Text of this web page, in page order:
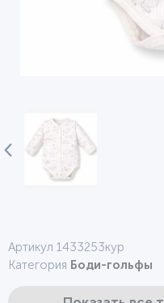
Артикул 1433253кур
Категория Боди-гольфы